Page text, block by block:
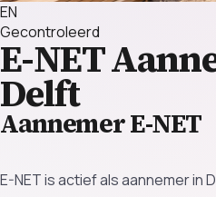
EN
Gecontroleerd
E-NET
Delft
Aannemer E-NET
E-NET is actief als aannemer in